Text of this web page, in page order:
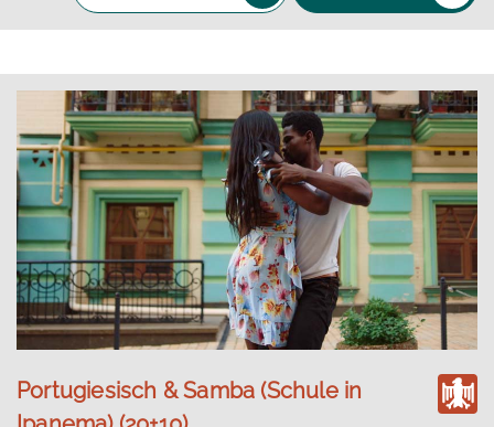
Portugiesisch & Samba (Schule in